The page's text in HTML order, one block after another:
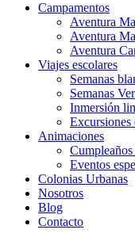
Campamentos
Aventura
Aventura
Aventura
Viajes escolares
Semanas
Semanas
Inmersión
Excursiones
Animaciones
Eventos
Colonias Urbanas
Nosotros
Blog
Contacto